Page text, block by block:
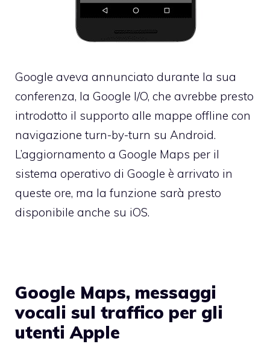
Google aveva annunciato durante la sua
conferenza, la Google I/O, che avrebbe presto
introdotto il supporto alle mappe offline con
navigazione turn-by-turn su Android.
L’aggiornamento a Google Maps per il
sistema operativo di Google è arrivato in
queste ore, ma la funzione sarà presto
disponibile anche su iOS.
Google Maps, messaggi
vocali sul traffico per gli
utenti Apple